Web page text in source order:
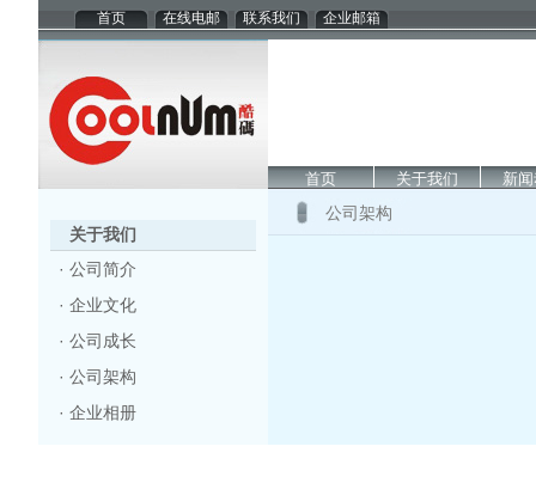
首页 在线电邮 联系我们 企业邮箱
首页 关于我们 新
关于我们
· 公司简介
· 企业文化
· 公司成长
· 公司架构
· 企业相册
公司架构